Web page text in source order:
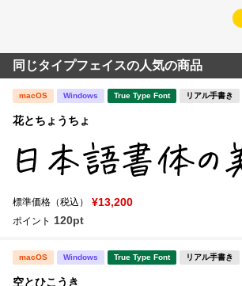
同じタイプフェイスの人気の商品
macOS Windows True Type Font リアル手書き
花とちょうちょ
標準価格（税込） ¥13,200
ポイント 120pt
macOS Windows True Type Font リアル手書き
空とひこうき